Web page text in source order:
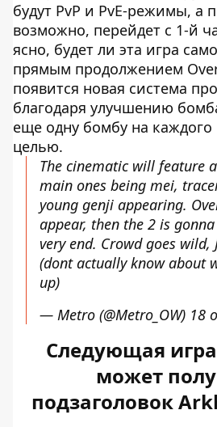
будут PvP и PvE-режимы, а
возможно, перейдет с 1-й
ясно, будет ли эта игра
прямым продолжением
появится новая система
благодаря улучшению
еще одну бомбу на каждого
целью.
The cinematic will feature
main ones being mei,
young genji appearing.
appear, then the 2 is
very end. Crowd goes wild,
(dont actually know about
up)
— Metro (@Metro_OW) 18
Следующая
может
подзаголовок